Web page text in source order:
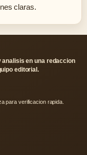
claras.
en una redaccion
editorial.
para verificacion rapida.